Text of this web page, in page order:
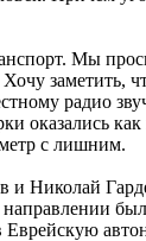
Мы
заметить,
радио
оказались как
с лишним.
Николай
Еврейскую